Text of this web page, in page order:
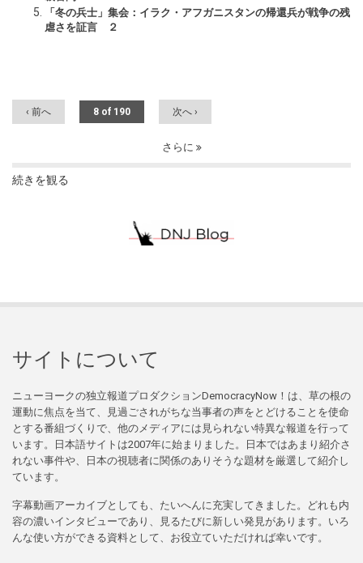
「冬の兵士」集会：イラク・アフガニスタンの帰還兵が戦争の残
虐さを証言 ２
‹ 前へ 8 of 190 次へ ›
さらに
続きを観る
サイトについて
ニューヨークの独立報道プロダクションDemocracyNow！は、草の根の
運動に焦点を当て、見過ごされがちな当事者の声をとどけることを使命
とする番組づくりで、他のメディアには見られない特異な報道を行って
います。日本語サイトは2007年に始まりました。日本ではあまり紹介さ
れない事件や、日本の視聴者に関係のありそうな題材を厳選して紹介し
ています。
字幕動画アーカイブとしても、たいへんに充実してきました。どれも内
容の濃いインタビューであり、見るたびに新しい発見があります。いろ
んな使い方ができる資料として、お役立ていただければ幸いです。